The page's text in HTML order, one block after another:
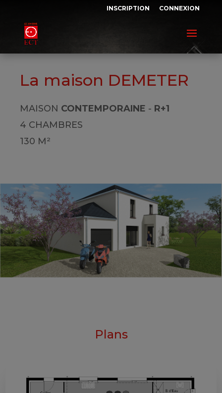
INSCRIPTION CONNEXION
La maison DEMETER
MAISON CONTEMPORAINE - R+1
4 CHAMBRES
130 M²
Plans